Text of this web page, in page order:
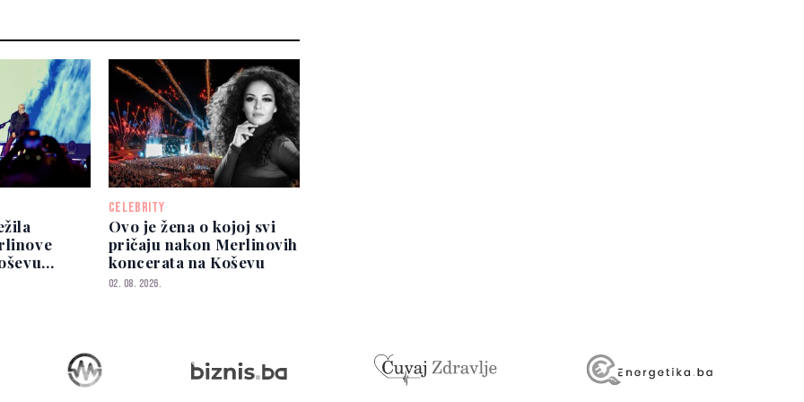
CELEBRITY
Ovo je žena o kojoj svi
pričaju nakon Merlinovih
koncerata na Koševu
02. 08. 2026.